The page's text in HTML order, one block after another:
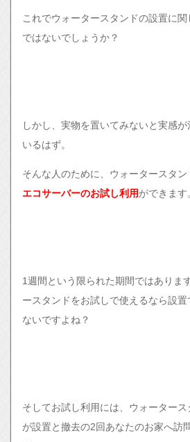
これでウォータースタンドの設置に
ではないでしょうか？
しかし、実物を置いてみないと実感
いるはず。
そんな人のために、ウォータースタ
エコサーバーのお試し利用ができます
1週間という限られた期間ではありま
ースタンドをお試しで使えるなら設
ないですよね？
そしてお試し利用には、ウォーター
が設置と撤去の2回あなたのお家へ訪